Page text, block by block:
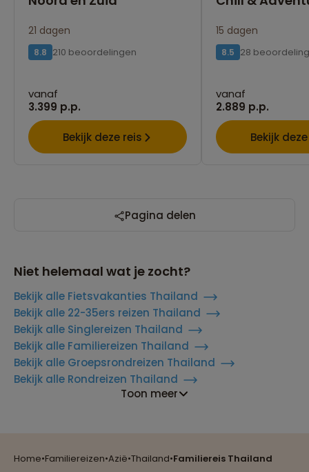
Home•Familiereizen•Azië•Thailand•Familiereis Thailand
21 dagen
8.8 210 beoordelingen
vanaf
3.399 p.p.
Bekijk deze reis
15 dagen
8.5 28
vanaf
2.889 p.p.
Bekijk
Pagina delen
Niet helemaal wat je zocht?
Bekijk alle Fietsvakanties Thailand
Bekijk alle 22-35ers reizen Thailand
Bekijk alle Singlereizen Thailand
Bekijk alle Familiereizen Thailand
Bekijk alle Groepsrondreizen Thailand
Bekijk alle Rondreizen Thailand
Toon meer
Reizen met oog voor mens, cultuur en milieu